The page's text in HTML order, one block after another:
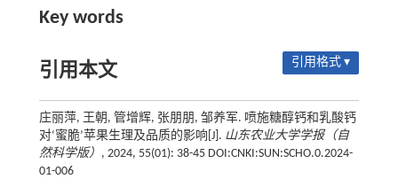
Key words
引用本文 引用格式 ▾
庄丽萍, 王朝, 管增辉, 张朋朋, 邹养军. 喷施糖醇钙和乳酸钙
对‘蜜脆’苹果生理及品质的影响[J]. 山东农业大学学报（自
然科学版） , 2024, 55(01): 38-45 DOI:CNKI:SUN:SCHO.0.2024-
01-006